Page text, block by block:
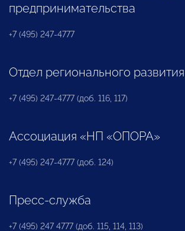
предпринимательства
+7 (495) 247-4777
Отдел регионального развития
+7 (495) 247-4777 (доб. 116, 117)
Ассоциация «НП «ОПОРА»
+7 (495) 247-4777 (доб. 124)
Пресс-служба
+7 (495) 247 4777 (доб. 115, 114, 113)